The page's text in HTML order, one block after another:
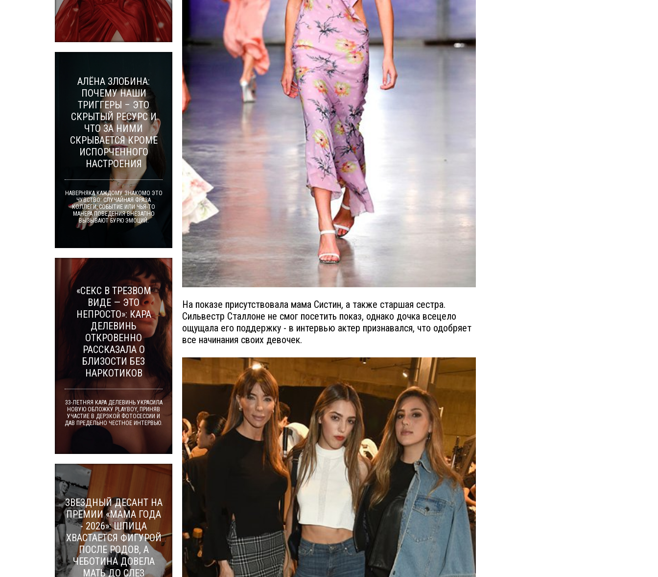
На показе присутствовала мама Систин, а также старшая сестра.
Сильвестр Сталлоне не смог посетить показ, однако дочка всецело
ощущала его поддержку - в интервью актер признавался, что одобряет
все начинания своих девочек.
АЛЁНА ЗЛОБИНА:
ПОЧЕМУ НАШИ
ТРИГГЕРЫ – ЭТО
СКРЫТЫЙ РЕСУРС И
ЧТО ЗА НИМИ
СКРЫВАЕТСЯ КРОМЕ
ИСПОРЧЕННОГО
НАСТРОЕНИЯ
НАВЕРНЯКА КАЖДОМУ ЗНАКОМО ЭТО
ЧУВСТВО: СЛУЧАЙНАЯ ФРАЗА
КОЛЛЕГИ, СОБЫТИЕ ИЛИ ЧЬЯ-ТО
МАНЕРА ПОВЕДЕНИЯ ВНЕЗАПНО
ВЫЗЫВАЮТ БУРЮ ЭМОЦИЙ.
«СЕКС В ТРЕЗВОМ
ВИДЕ — ЭТО
НЕПРОСТО»: КАРА
ДЕЛЕВИНЬ
ОТКРОВЕННО
РАССКАЗАЛА О
БЛИЗОСТИ БЕЗ
НАРКОТИКОВ
33-ЛЕТНЯЯ КАРА ДЕЛЕВИНЬ УКРАСИЛА
НОВУЮ ОБЛОЖКУ PLAYBOY, ПРИНЯВ
УЧАСТИЕ В ДЕРЗКОЙ ФОТОСЕССИИ И
ДАВ ПРЕДЕЛЬНО ЧЕСТНОЕ ИНТЕРВЬЮ.
ЗВЕЗДНЫЙ ДЕСАНТ НА
ПРЕМИИ «МАМА ГОДА
- 2026»: ШПИЦА
ХВАСТАЕТСЯ ФИГУРОЙ
ПОСЛЕ РОДОВ, А
ЧЕБОТИНА ДОВЕЛА
МАТЬ ДО СЛЕЗ